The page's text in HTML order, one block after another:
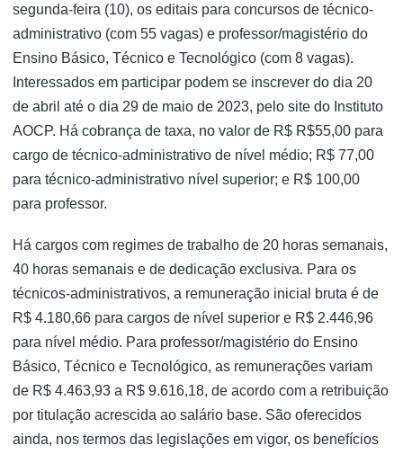
segunda-feira (10), os editais para concursos de técnico-
administrativo (com 55 vagas) e professor/magistério do
Ensino Básico, Técnico e Tecnológico (com 8 vagas).
Interessados em participar podem se inscrever do dia 20
de abril até o dia 29 de maio de 2023, pelo site do Instituto
AOCP. Há cobrança de taxa, no valor de R$ R$55,00 para
cargo de técnico-administrativo de nível médio; R$ 77,00
para técnico-administrativo nível superior; e R$ 100,00
para professor.
Há cargos com regimes de trabalho de 20 horas semanais,
40 horas semanais e de dedicação exclusiva. Para os
técnicos-administrativos, a remuneração inicial bruta é de
R$ 4.180,66 para cargos de nível superior e R$ 2.446,96
para nível médio. Para professor/magistério do Ensino
Básico, Técnico e Tecnológico, as remunerações variam
de R$ 4.463,93 a R$ 9.616,18, de acordo com a retribuição
por titulação acrescida ao salário base. São oferecidos
ainda, nos termos das legislações em vigor, os benefícios